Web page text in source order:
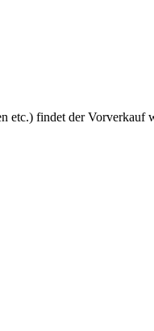
findet der